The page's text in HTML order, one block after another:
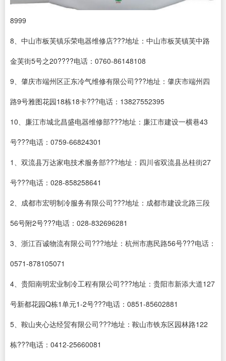
8999
8、中山市板芙镇乐荣电器维修店???地址：中山市板芙镇芙中路
金芙街5号之20????电话：0760-86148108
9、肇庆市端州区正东冷气维修有限公司???地址：肇庆市端州四
路9号雅图花园18栋18卡???电话：13827552395
10、廉江市城北昌盛电器维修部???地址：廉江市建设一横巷43
号???电话：0759-66824301
1、双流县万达家电技术服务部???地址：四川省双流县丛桂街27
号???电话：028-858258641
2、成都市宏明制冷服务有限公司???地址：成都市建设北路三段
56号附2号???电话：028-832696281
3、浙江百诚物流有限公司???地址：杭州市惠民路56号???电话：
0571-878105071
4、贵阳南明宏业制冷工程有限公司???地址：贵阳市新添大道127
号新都花园Q栋1单元1-2号???电话：0851-85602881
5、鞍山夹心达经贸有限公司???地址：鞍山市铁东区园林路122
栋???电话：0412-25660081